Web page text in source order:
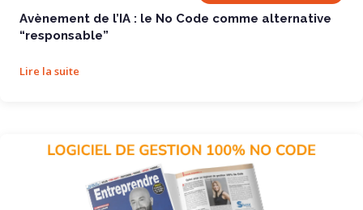
Avènement de l’IA : le No Code comme alternative
“responsable”
Lire la suite